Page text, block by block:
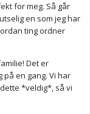
for meg. Så går
en som jeg har
ting ordner
Det er
en gang. Vi har
*veldig*, så vi